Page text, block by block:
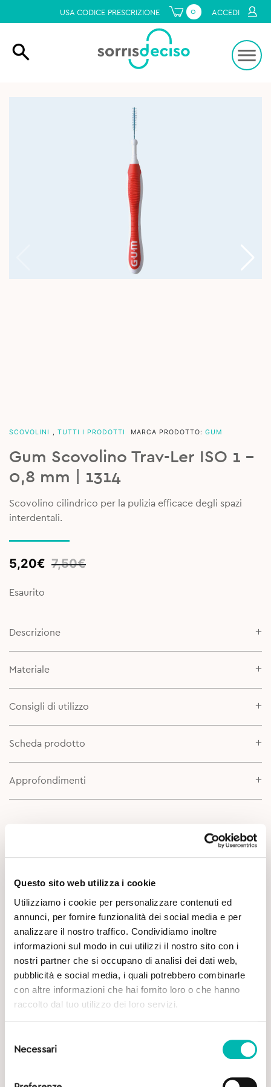
Questo sito web utilizza i cookie
Utilizziamo i cookie per personalizzare contenuti ed
annunci, per fornire funzionalità dei social media e per
analizzare il nostro traffico. Condividiamo inoltre
informazioni sul modo in cui utilizzi il nostro sito con i
nostri partner che si occupano di analisi dei dati web,
pubblicità e social media, i quali potrebbero combinarle
con altre informazioni che hai fornito loro o che hanno
raccolto dal tuo utilizzo dei loro servizi.
delNecessari
USA CODICE PRESCRIZIONE 0 ACCEDI
SCOVOLINI , TUTTI I PRODOTTI MARCA PRODOTTO: GUM
Gum Scovolino Trav-Ler ISO 1 –
0,8 mm | 1314
Scovolino cilindrico per la pulizia efficace degli spazi
interdentali.
7,50€
Original
was:
5,20€
Current
is:
Esaurito
Descrizione
Materiale
Consigli di utilizzo
Scheda prodotto
Approfondimenti
Potrebbe Interessarti